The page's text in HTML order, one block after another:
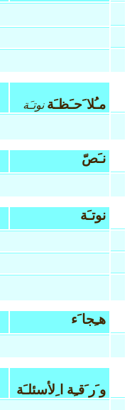
مـُلا َحـَظـَة نوتـَة
نـَصّ
نوتـَة
هـِجا َء
و َر َقـِة ا ِلأسئلـَة